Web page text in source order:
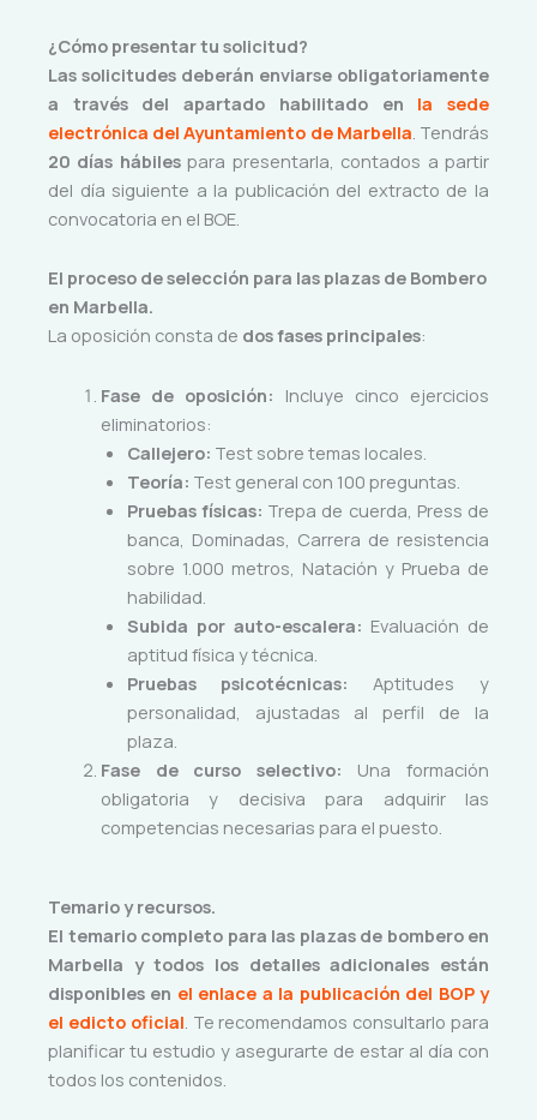
¿Cómo presentar tu solicitud?
Las solicitudes deberán enviarse obligatoriamente
a través del apartado habilitado en la sede
electrónica del Ayuntamiento de Marbella . Tendrás
20 días hábilespara presentarla, contados a partir
del día siguiente a la publicación del extracto de la
convocatoria en el BOE.
El proceso de selección para las plazas de Bombero
en Marbella.
La oposición consta de dos fases principales:
Fase de oposición: Incluye cinco ejercicios
eliminatorios:
Callejero: Test sobre temas locales.
Teoría: Test general con 100 preguntas.
Pruebas físicas: Trepa de cuerda, Press de
banca, Dominadas, Carrera de resistencia
sobre 1.000 metros, Natación y Prueba de
habilidad.
Subida por auto-escalera: Evaluación de
aptitud física y técnica.
Pruebas psicotécnicas: Aptitudes y
personalidad, ajustadas al perfil de la
plaza.
Fase de curso selectivo: Una formación
obligatoria y decisiva para adquirir las
competencias necesarias para el puesto.
Temario y recursos.
El temario completo para las plazas de bombero en
Marbella y todos los detalles adicionales están
disponibles en el enlace a la publicación del BOP y
el edicto oficial . Te recomendamos consultarlo para
planificar tu estudio y asegurarte de estar al día con
todos los contenidos.